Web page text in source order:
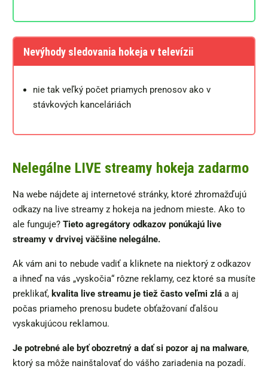
Nevýhody sledovania hokeja v televízii
nie tak veľký počet priamych prenosov ako v
stávkových kanceláriách
Nelegálne LIVE streamy hokeja zadarmo
Na webe nájdete aj internetové stránky, ktoré zhromažďujú
odkazy na live streamy z hokeja na jednom mieste. Ako to
ale funguje? Tieto agregátory odkazov ponúkajú live
streamy v drvivej väčšine nelegálne.
Ak vám ani to nebude vadiť a kliknete na niektorý z odkazov
a ihneď na vás „vyskočia“ rôzne reklamy, cez ktoré sa musíte
preklikať, kvalita live streamu je tiež často veľmi zlá a aj
počas priameho prenosu budete obťažovaní ďalšou
vyskakujúcou reklamou.
Je potrebné ale byť obozretný a dať si pozor aj na malware,
ktorý sa môže nainštalovať do vášho zariadenia na pozadí.